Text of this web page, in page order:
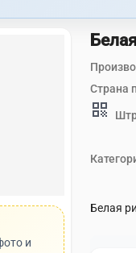
и
Страна
qr_code
Белая